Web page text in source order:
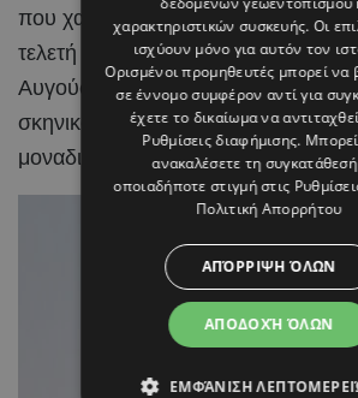
που χαρακτηρίζει γενικότερα τη
τελετή πραγματοποιήθηκε την
Αυγούστου, μέσα σε ένα ειδυλλιακό
σκηνικό, με το κυκλαδίτικο τοπίο
μοναδικά τη χαρά της ημέρας.
χαρακτηριστικών συσκευής. Οι
ισχύουν μόνο για αυτόν τον
Ορισμένοι προμηθευτές μπορεί να
σε έννομο συμφέρον αντί για
έχετε το δικαίωμα να
Ρυθμίσεις διαφήμισης.
ανακαλέσετε τη
οποιαδήποτε στιγμή στις
Πολιτική Απορρήτου
ΑΠΟΔΟΧΉ ΌΛΩΝ
ΑΠΌΡΡΙΨΗ ΌΛΩΝ
ΕΜΦΆΝΙΣΗ